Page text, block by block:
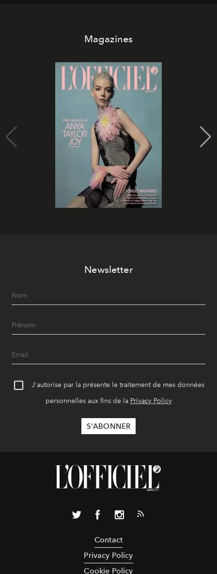
Magazines
Newsletter
J'autorise par la présente le traitement de mes données
personnelles aux fins de la Privacy Policy
Contact
Privacy Policy
Cookie Policy